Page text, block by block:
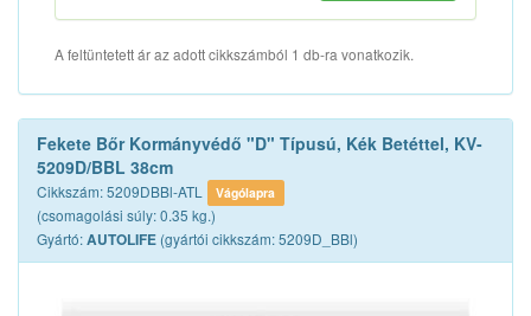
A feltüntetett ár az adott cikkszámból 1 db-ra vonatkozik.
Fekete Bőr Kormányvédő "D" Típusú, Kék Betéttel, KV-
5209D/BBL 38cm
Cikkszám: 5209DBBl-ATL Vágólapra
(csomagolási súly: 0.35 kg.)
Gyártó:AUTOLIFE (gyártói cikkszám: 5209D_BBl)